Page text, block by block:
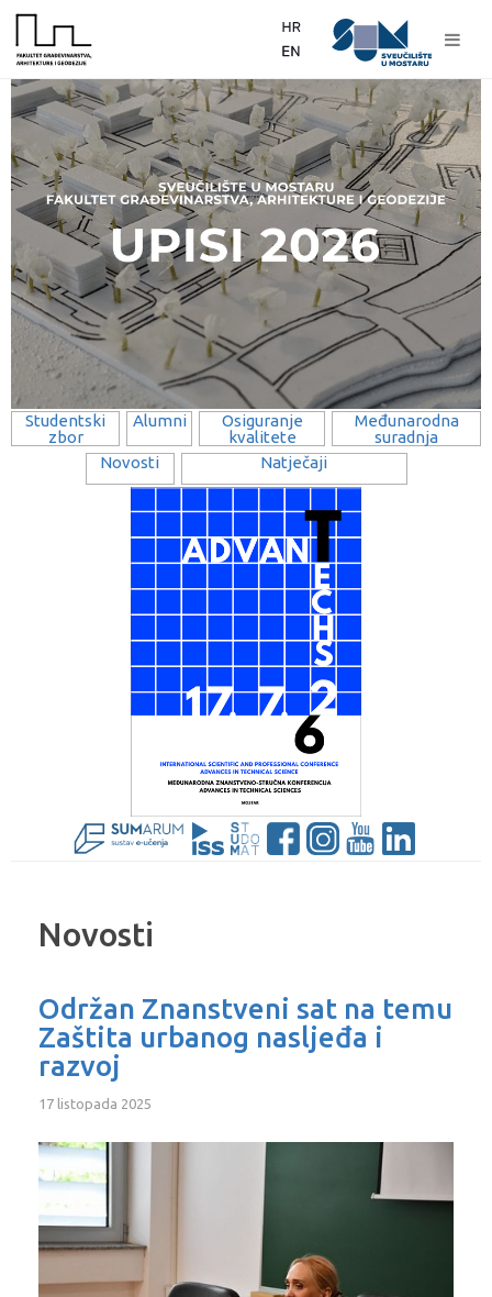
Studentski
zbor
Alumni
Osiguranje
kvalitete
Međunarodna
suradnja
Novosti
Natječaji
Novosti
Održan Znanstveni sat na temu
Zaštita urbanog nasljeđa i
razvoj
17 listopada 2025